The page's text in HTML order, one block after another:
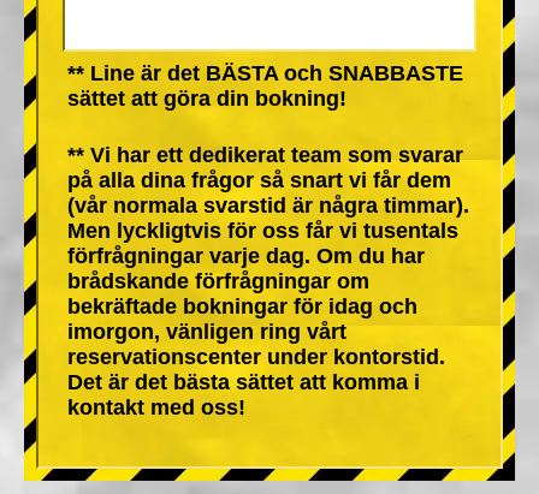
** Line är det BÄSTA och SNABBASTE
sättet att göra din bokning!
** Vi har ett dedikerat team som svarar
på alla dina frågor så snart vi får dem
(vår normala svarstid är några timmar).
Men lyckligtvis för oss får vi tusentals
förfrågningar varje dag. Om du har
brådskande förfrågningar om
bekräftade bokningar för idag och
imorgon, vänligen ring vårt
reservationscenter under kontorstid.
Det är det bästa sättet att komma i
kontakt med oss!